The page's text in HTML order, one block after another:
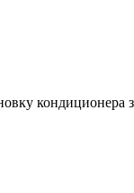
кондиционера